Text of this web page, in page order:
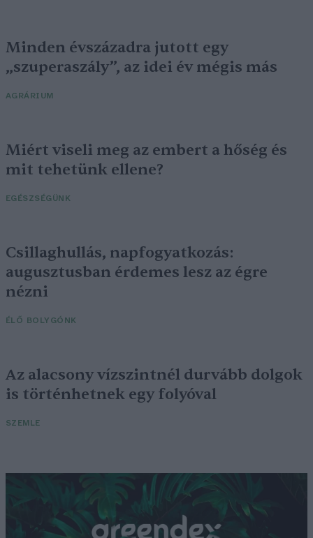
Minden évszázadra jutott egy
„szuperaszály”, az idei év mégis más
AGRÁRIUM
Miért viseli meg az embert a hőség és
mit tehetünk ellene?
EGÉSZSÉGÜNK
Csillaghullás, napfogyatkozás:
augusztusban érdemes lesz az égre
nézni
ÉLŐ BOLYGÓNK
Az alacsony vízszintnél durvább dolgok
is történhetnek egy folyóval
SZEMLE